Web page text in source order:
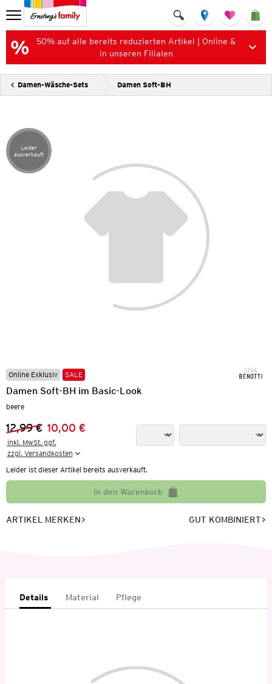
50% auf alle bereits reduzierten Artikel | Online &
in unseren Filialen
Damen-Wäsche-Sets Damen Soft-BH
Artikel leider ausverkauft
Leider
ausverkauft
Online Exklusiv SALE
Damen Soft-BH im Basic-Look
beere
Vorheriger Preis:
12,99 €
Neuer Preis:
10,00 €
inkl. MwSt. ggf.
zzgl. Versandkosten
Leider ist dieser Artikel bereits ausverkauft.
In den Warenkorb
ARTIKEL MERKEN GUT KOMBINIERT
Details Material Pflege